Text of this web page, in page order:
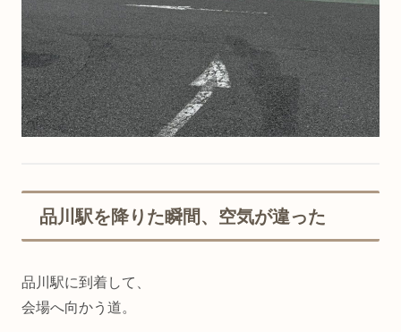
品川駅を降りた瞬間、空気が違った
品川駅に到着して、
会場へ向かう道。